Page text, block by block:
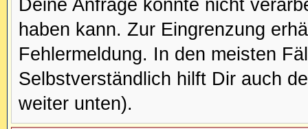
Deine Anfrage konnte nicht
haben kann. Zur Eingrenzung
Fehlermeldung. In den meisten
Selbstverständlich hilft Dir auch
weiter unten).